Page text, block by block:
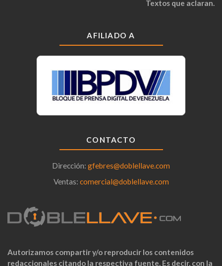
Textos que aclaran.
AFILIADO A
CONTACTO
Dirección: gfebres@doblellave.com
Ventas: comercial@doblellave.com
Autorizamos compartir y/o reproducir los contenidos
redaccionales citando la respectiva fuente. Es decir, con la